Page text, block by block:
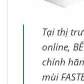
Tại thị
online,
chính
mùi